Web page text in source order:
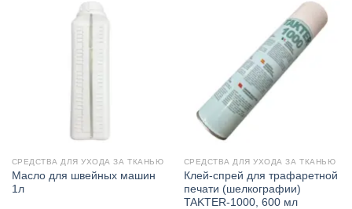
СРЕДСТВА ДЛЯ УХОДА ЗА ТКАНЬЮ
Масло для швейных машин
1л
СРЕДСТВА ДЛЯ УХОДА ЗА ТКАНЬЮ
Клей-спрей для трафаретной
печати (шелкографии)
TAKTER-1000, 600 мл